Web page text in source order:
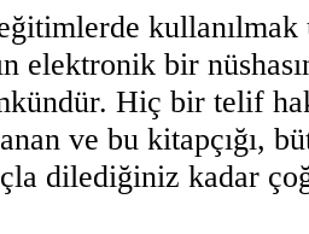
kullanılmak
elektronik bir
Hiç bir telif
ve bu kitapçığı,
dilediğiniz kadar